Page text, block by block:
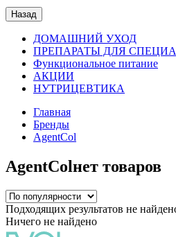
Назад
ДОМАШНИЙ УХОД
ПРЕПАРАТЫ ДЛЯ
Функциональное питание
АКЦИИ
НУТРИЦЕВТИКА
Главная
Бренды
AgentCol
AgentColнет товаров
Подходящих результатов не
Ничего не найдено